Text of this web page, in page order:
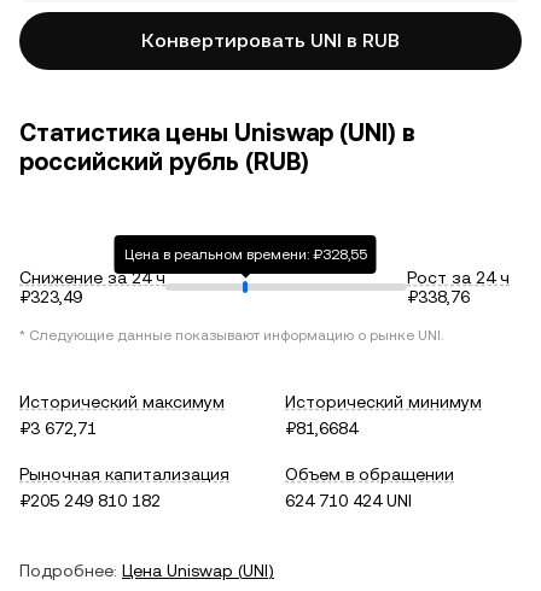
Конвертировать UNI в RUB
Статистика цены Uniswap (UNI) в
российский рубль (RUB)
Снижение за 24 ч
₽323,49
Цена в реальном времени: ₽328,55
Рост за 24 ч
₽338,76
* Следующие данные показывают информацию о рынке UNI.
Исторический максимум
₽3 672,71
Исторический минимум
₽81,6684
Рыночная капитализация
₽205 249 810 182
Объем в обращении
624 710 424 UNI
Подробнее: Цена Uniswap (UNI)